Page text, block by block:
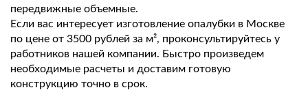
передвижные объемные.
Если вас интересует изготовление опалубки в Москве
по цене от 3500 рублей за м², проконсультируйтесь у
работников нашей компании. Быстро произведем
необходимые расчеты и доставим готовую
конструкцию точно в срок.